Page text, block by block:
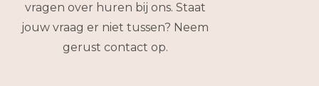
vragen over huren bij ons. Staat
jouw vraag er niet tussen? Neem
gerust contact op.